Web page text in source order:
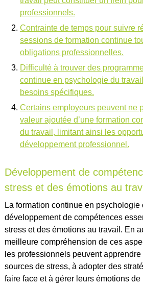
professionnels.
Contrainte de temps pour suivre
sessions de formation continue
obligations professionnelles.
Difficulté à trouver des
continue en psychologie du
besoins spécifiques.
Certains employeurs peuvent ne
valeur ajoutée d’une formation
du travail, limitant ainsi les
développement professionnel.
Développement de
stress et des émotions au
La formation continue en psychologie
développement de compétences
stress et des émotions au travail. En
meilleure compréhension de ces
les professionnels peuvent
sources de stress, à adopter des
faire face et à gérer leurs émotions